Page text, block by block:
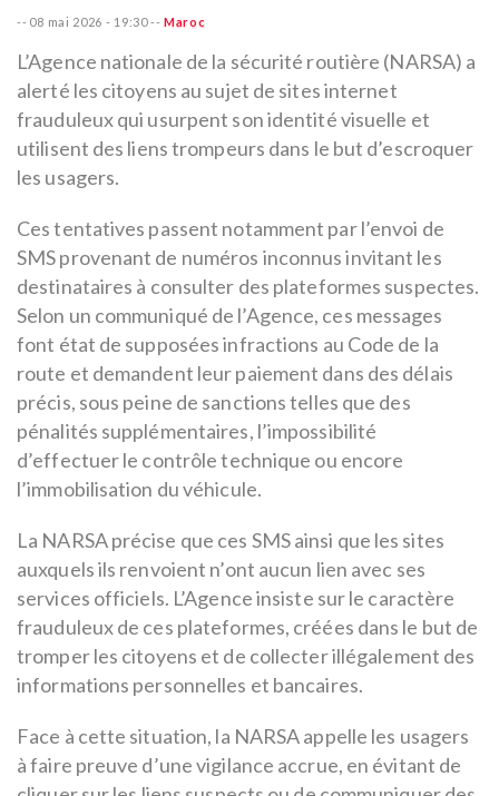
-- 08 mai 2026 - 19:30-- Maroc
L’Agence nationale de la sécurité routière (NARSA) a
alerté les citoyens au sujet de sites internet
frauduleux qui usurpent son identité visuelle et
utilisent des liens trompeurs dans le but d’escroquer
les usagers.
Ces tentatives passent notamment par l’envoi de
SMS provenant de numéros inconnus invitant les
destinataires à consulter des plateformes suspectes.
Selon un communiqué de l’Agence, ces messages
font état de supposées infractions au Code de la
route et demandent leur paiement dans des délais
précis, sous peine de sanctions telles que des
pénalités supplémentaires, l’impossibilité
d’effectuer le contrôle technique ou encore
l’immobilisation du véhicule.
La NARSA précise que ces SMS ainsi que les sites
auxquels ils renvoient n’ont aucun lien avec ses
services officiels. L’Agence insiste sur le caractère
frauduleux de ces plateformes, créées dans le but de
tromper les citoyens et de collecter illégalement des
informations personnelles et bancaires.
Face à cette situation, la NARSA appelle les usagers
à faire preuve d’une vigilance accrue, en évitant de